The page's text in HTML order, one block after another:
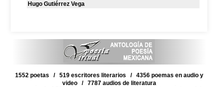
Hugo Gutiérrez Vega
1552 poetas / 519 escritores literarios / 4356 poemas en audio y
video / 7787 audios de literatura